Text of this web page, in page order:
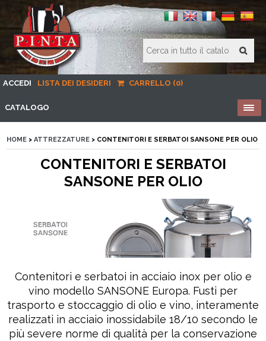
ACCEDI LISTA DEI DESIDERI CARRELLO (0)
CATALOGO
HOME >ATTREZZATURE > CONTENITORI E SERBATOI SANSONE PER OLIO
CONTENITORI E SERBATOI
SANSONE PER OLIO
Contenitori e serbatoi in acciaio inox per olio e
vino modello SANSONE Europa. Fusti per
trasporto e stoccaggio di olio e vino, interamente
realizzati in acciaio inossidabile 18/10 secondo le
più severe norme di qualità per la conservazione